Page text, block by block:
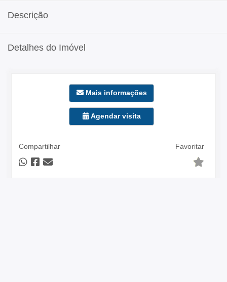
Descrição
Detalhes do Imóvel
Mais informações
Agendar visita
Compartilhar Favoritar